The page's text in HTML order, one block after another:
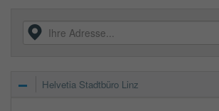
Helvetia Stadtbüro Linz